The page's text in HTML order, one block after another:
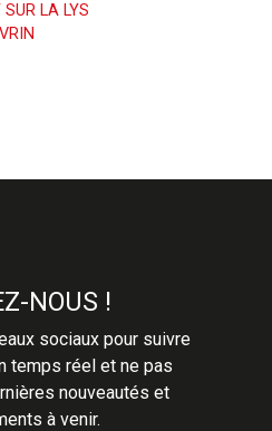
LA LYS
NOUS !
sociaux pour suivre
temps réel et ne pas
nouveautés et
à venir.